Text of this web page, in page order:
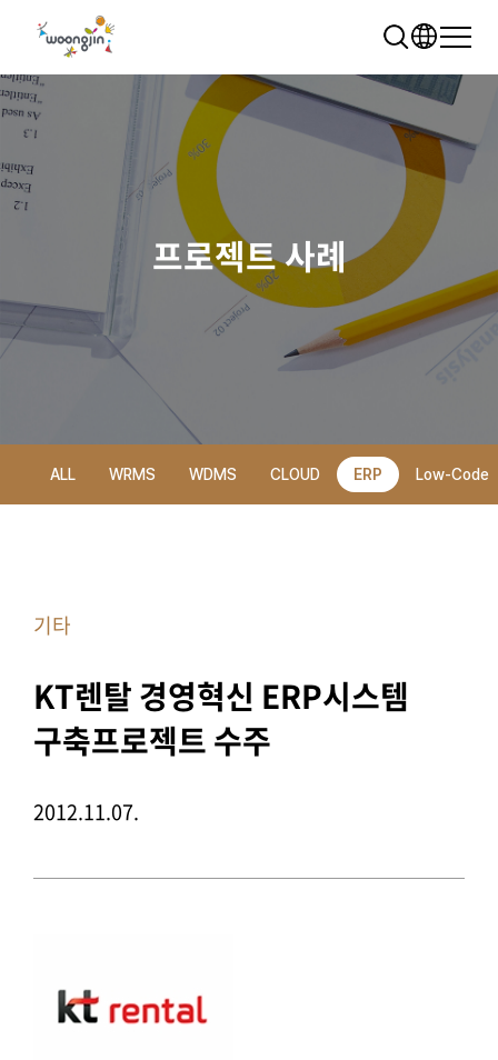
추천 검색어
WDMS
모빌리티 클라우드
프로젝트 사례
ALL WRMS WDMS CLOUD ERP Low-Code
기타
KT렌탈 경영혁신 ERP시스템
구축프로젝트 수주
2012.11.07.